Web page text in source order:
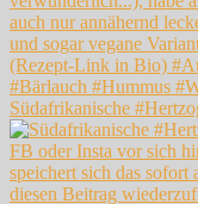
Südafrikanische